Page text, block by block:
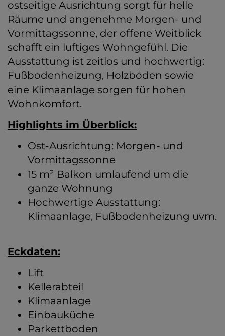
ostseitige Ausrichtung sorgt für helle
Räume und angenehme Morgen- und
Vormittagssonne, der offene Weitblick
schafft ein luftiges Wohngefühl. Die
Ausstattung ist zeitlos und hochwertig:
Fußbodenheizung, Holzböden sowie
eine Klimaanlage sorgen für hohen
Wohnkomfort.
Highlights im Überblick:
Ost-Ausrichtung: Morgen- und
Vormittagssonne
15 m² Balkon umlaufend um die
ganze Wohnung
Hochwertige Ausstattung:
Klimaanlage, Fußbodenheizung uvm.
Eckdaten:
Lift
Kellerabteil
Klimaanlage
Einbauküche
Parkettboden